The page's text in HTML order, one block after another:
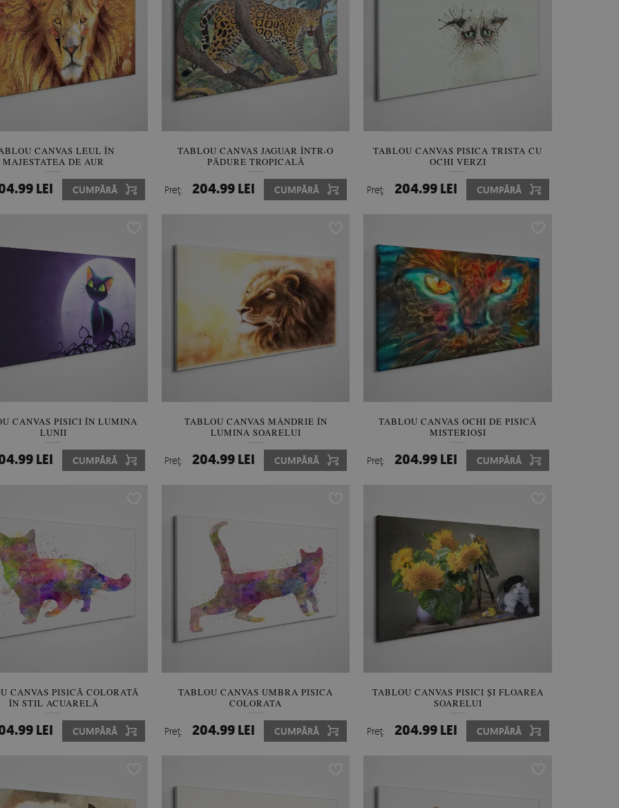
CANVAS LEUL ÎN
MAJESTATEA DE AUR
LEI CUMPĂRĂ
TABLOU CANVAS JAGUAR ÎNTR-O
PĂDURE TROPICALĂ
Preţ: 204.99 LEI CUMPĂRĂ
TABLOU CANVAS PISICA TRISTA CU
OCHI VERZI
Preţ: 204.99 LEI CUMPĂRĂ
CANVAS PISICI ÎN LUMINA
LUNII
LEI CUMPĂRĂ
TABLOU CANVAS MÂNDRIE ÎN
LUMINA SOARELUI
Preţ: 204.99 LEI CUMPĂRĂ
TABLOU CANVAS OCHI DE PISICĂ
MISTERIOȘI
Preţ: 204.99 LEI CUMPĂRĂ
CANVAS PISICĂ COLORATĂ
ÎN STIL ACUARELĂ
LEI CUMPĂRĂ
TABLOU CANVAS UMBRA PISICA
COLORATA
Preţ: 204.99 LEI CUMPĂRĂ
TABLOU CANVAS PISICI ȘI FLOAREA
SOARELUI
Preţ: 204.99 LEI CUMPĂRĂ